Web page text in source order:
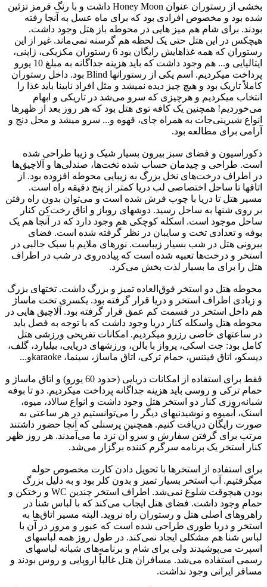
بخشی از رستوران عنوان Honey Moon داشت و با رنگ قرمز تزئین
شده بود و مخصوص افرادی بود که برای ماه عسل به آنجا رفته
بودند. برای شام هم میز هایی در محوطه باز هتل وجود داشت.
هیچکس در این هتل حتی یک لحظه هم گرسنه نمی‌ماند. غیر از این
رستوران که همه غذاهایش رایگان بود 6 رستوران مکزیکی، ژاپنی،
ایتالیایی و... هم وجود داشت که باید هزینه جداگانه به مبلغ 10 یورو
پرداخت میکردیم. اسم یکی از رستورانها Blind بود. داخل رستوران
کاملاً تاریک بود و هیچ چیز دیده نمیشد و مثل افراد نابینا باید غذا را
انتخاب میکردیم و هرچیزی که سرو می‌شد در تاریکی و ابهام
می‌خوردیم! همچنین یک کافه توی هتل بود که هر روز بعد از ظهرها
انواع شیرینی‌جات به همراه چای، قهوه و... سرو میشد و محل دنج و
آرامی برای مطالعه بود.
دکوراسیون و فضای سبز بیرون بسیار شیک و زیبا طراحی شده
است. طراحی و چیدمان حساب شده‌ تخت‌ها، صندلی‌ها و آلاچیق‌ها
در اطراف درخت‌های نخل بزرگ به زیبایی محوطه افزوده بود. از
اتاقها تا ساحل اختصاصی لب دریا کمتر از پنج دقیقه راه است.
مسیر هتل تا دریا با چوب فرش شده است و می‌توان بدون راه رفتن
بر روی شنها به ساحل رسید. دوشهای روباز و اتاق رخت‌کن کنار
ساحل موجود است. اسکله کوچکی هم وجود دارد که در آنجا هم یک
بوفه و تعدادی تخت و سایبان در نظر گرفته شده است. فضای
بیرونی هتل در شب بسیار زیباست. نورهای ملایم با سبک جالبی در
استخر و درخت‌ها تعبیه شده است که پیاده‌روی در شب در اطراف
هتل را برای ما بسیار لذت بخش می‌کرد.
محوطه هتل دو استخر فوق‌العاده تمیز و بزرگ داشت. تختهای بزرگ
و زیادی اطراف استخر و دریا قرار گرفته بود. یکسری تخت ماساژ
هم داخل استخر در قسمت کم عمق قرار گرفته بود. آلاچیق هایی در
محوطه هتل واسکله کنار دریا وجود داشت که با توجه به فصل باید
در ساعتهای خاصی رزرو میکردیم. امکانات تفریحی ورزشی هتل
کامل بود: جت اسکی، پرواز با بالن، ورزشهای دریایی، بیلیارد، گلف،
دیسکو، اتاق فیتنس، حمام ترکی، اتاق ماساژ، سینما، karaokeو...
فقط برای استفاده از امکانات دریایی (حدود 60 یورو) و اتاق ماساژ و
حمام ترکی و روسی باید هزینه جداگانه پرداخت میکردیم. دو تا بوفه
شبانه‌روزی کنار دو استخر هتل وجود داشت و انواع سالاد، میوه،
اسنک، آبمیوه و نوشیدنیهای دیگر را می‌توانستیم در هر ساعتی به
صورت رایگان دریافت کنیم. همچنین پرسنلی که آنجا حضور داشتند
مرتب برای گرفتن سفارش و سرو آن نزد ما می‌آمدند. هر روز ظهر
کنار استخر یک برنامه سرگرم کننده برگزار می‌شد.
برای استفاده از استخرها با تحویل دادن کارت مخصوص حوله
میگرفتیم. آب استخر بسیار تمیز و بدون کلر بود و به دلیل بزرگ
بودن هیچوقت شلوغ نمی‌شد. اطراف استخر چندین WC و رختکن و
حمام وجود داشت. فضای هتل ایجاب می‌کند که با لباس شنا در
راهروهای اصلی هتل و رستوران راه نروید. البته مسیر اتاق‌ها به
استخر و دریا طوری طراحی شده است که عبور و مرور در آن با
لباس شنا هم مشکلی ایجاد نمی‌کند. در طول روز همه لباسهای
اسپرت می‌پوشیدند ولی برای شام و برنامه‌های شبانه لباسهای
رسمی استفاده می‌شد. مسافران هتل غالباً اروپایی و روس بودند و
مسافر ایرانی وجود نداشت.